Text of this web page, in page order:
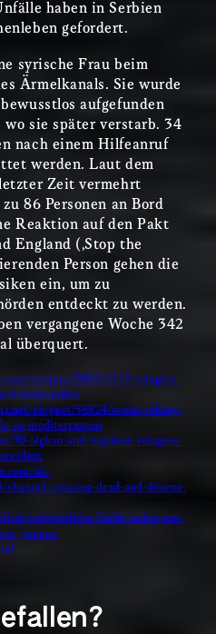
haben in Serbien
gefordert.
syrische Frau beim
Ärmelkanals. Sie wurde
aufgefunden
sie später verstarb. 34
nach einem Hilfeanruf
werden. Laut dem
Zeit vermehrt
86 Personen an Bord
Reaktion auf den Pakt
England (‚Stop the
Person gehen die
ein, um zu
entdeckt zu werden.
vergangene Woche 342
überquert.
en/post/58821/119-refugees-
italy–unhcr
en/post/58824/ocean-viking-
in-mediterranean
30-afghan-and-nepalese-refugees-
uk-
crossing-dead-and-dozens-
verzweifelte-flucht-ueber-see-
jemens-